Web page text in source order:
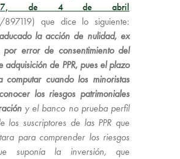
de 4 de abril
897119) que dice lo siguiente:
la acción de nulidad, ex
error de consentimiento del
adquisición de PPR, pues el plazo
computar cuando los minoristas
los riesgos patrimoniales
y el banco no prueba perfil
los suscriptores de las PPR que
para comprender los riesgos
suponía la inversión, que